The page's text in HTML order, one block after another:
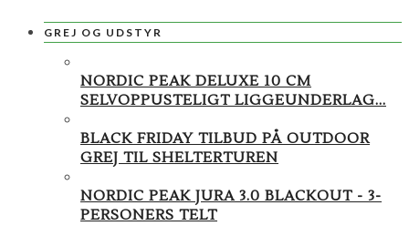
GREJ OG UDSTYR
NORDIC PEAK DELUXE 10 CM
SELVOPPUSTELIGT LIGGEUNDERLAG...
BLACK FRIDAY TILBUD PÅ OUTDOOR
GREJ TIL SHELTERTUREN
NORDIC PEAK JURA 3.0 BLACKOUT - 3-
PERSONERS TELT